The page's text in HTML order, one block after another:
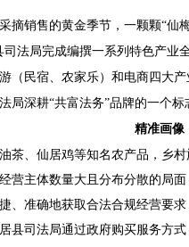
摘销售的黄金季节，一颗颗“仙
法局完成编撰一系列特色产业
（民宿、农家乐）和电商四大
局深耕“共富法务”品牌的一个标
精准画像
茶、仙居鸡等知名农产品，乡
营主体数量大且分布分散的局
、准确地获取合法合规经营要求
县司法局通过政府购买服务方